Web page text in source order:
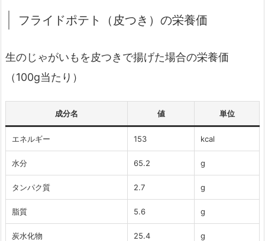
フライドポテト（皮つき）の栄養価
生のじゃがいもを皮つきで揚げた場合の栄養価
（100g当たり）
成分名 値 単位
エネルギー 153 kcal
水分 65.2 g
タンパク質 2.7 g
脂質 5.6 g
炭水化物 25.4 g